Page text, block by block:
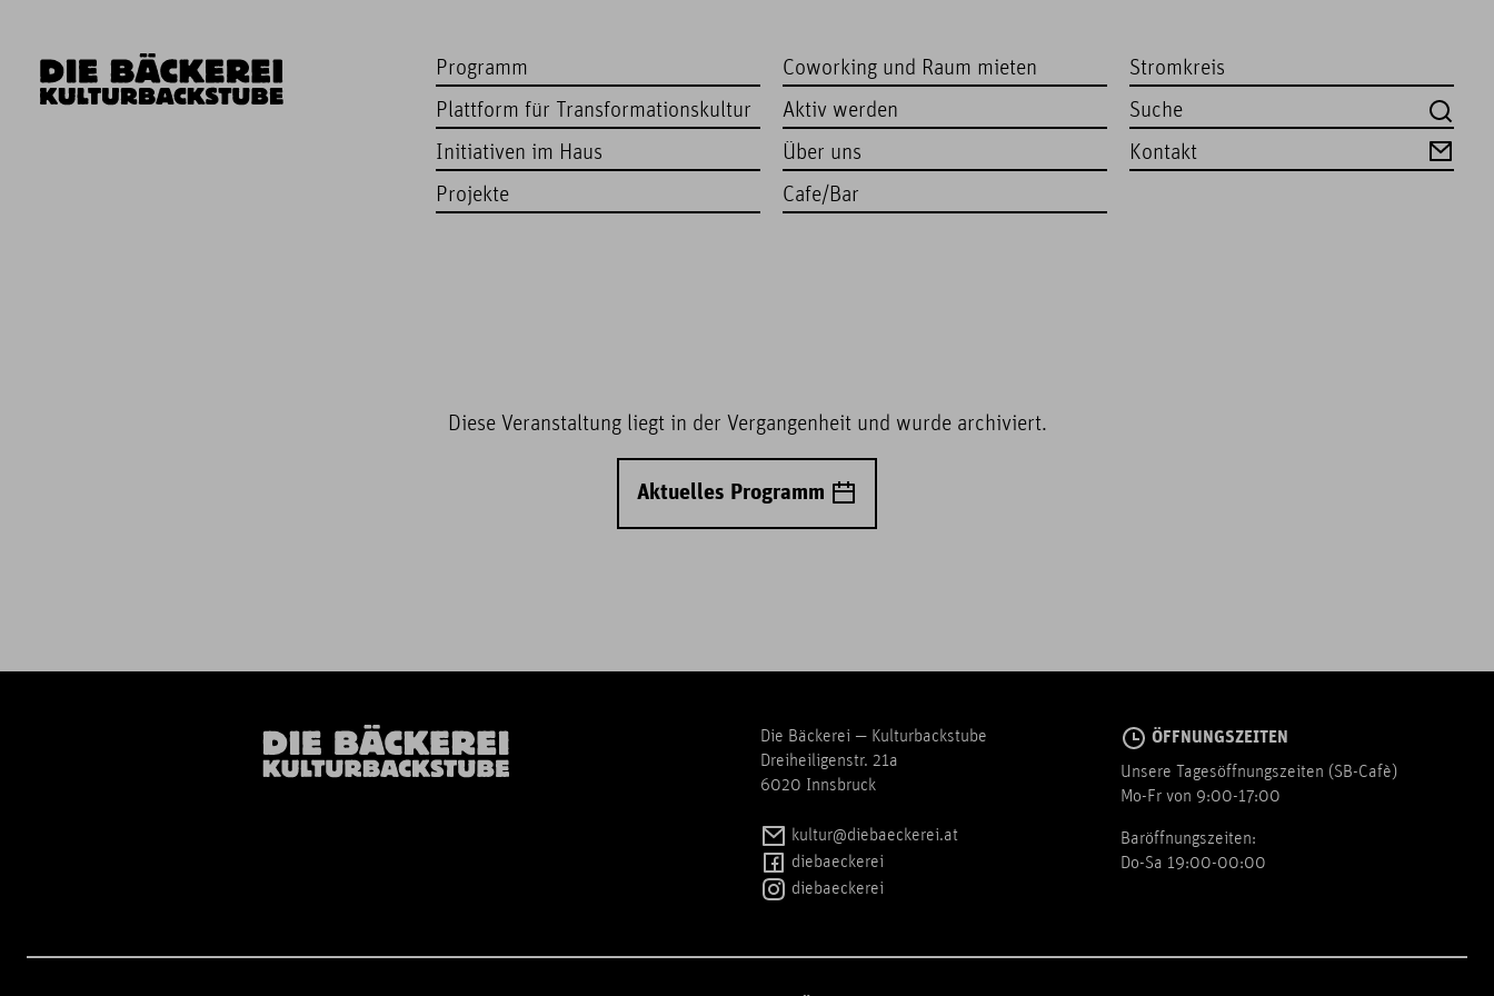
Programm
Plattform für Transformationskultur
Initiativen im Haus
Projekte
Coworking und Raum mieten
Aktiv werden
Über uns
Cafe/Bar
Stromkreis
Kontakt
Diese Veranstaltung liegt in der Vergangenheit und wurde archiviert.
Aktuelles Programm
Die Bäckerei — Kulturbackstube
Dreiheiligenstr. 21a
6020 Innsbruck
kultur@diebaeckerei.at
diebaeckerei
diebaeckerei
ÖFFNUNGSZEITEN
Unsere Tagesöffnungszeiten (SB-Cafè)
Mo-Fr von 9:00-17:00
Baröffnungszeiten:
Do-Sa 19:00-00:00